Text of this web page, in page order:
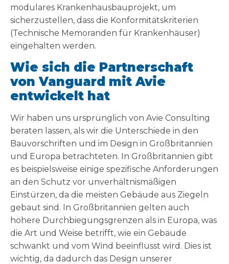
modulares Krankenhausbauprojekt, um
sicherzustellen, dass die Konformitätskriterien
(Technische Memoranden für Krankenhäuser)
eingehalten werden.
Wie sich die Partnerschaft
von Vanguard mit Avie
entwickelt hat
Wir haben uns ursprünglich von Avie Consulting
beraten lassen, als wir die Unterschiede in den
Bauvorschriften und im Design in Großbritannien
und Europa betrachteten. In Großbritannien gibt
es beispielsweise einige spezifische Anforderungen
an den Schutz vor unverhältnismäßigen
Einstürzen, da die meisten Gebäude aus Ziegeln
gebaut sind. In Großbritannien gelten auch
höhere Durchbiegungsgrenzen als in Europa, was
die Art und Weise betrifft, wie ein Gebäude
schwankt und vom Wind beeinflusst wird. Dies ist
wichtig, da dadurch das Design unserer